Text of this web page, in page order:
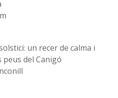
un recer de calma i
peus del Canigó